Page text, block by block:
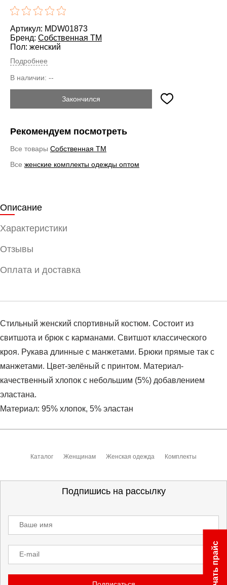
Артикул: MDW01873
Бренд: Cобственная ТМ
Пол: женский
Подробнее
В наличии: --
Закончился
Рекомендуем посмотреть
Все товары Cобственная ТМ
Все женские комплекты одежды оптом
Описание
Характеристики
Отзывы
Оплата и доставка
Стильный женский спортивный костюм. Состоит из
свитшота и брюк с карманами. Свитшот классического
кроя. Рукава длинные с манжетами. Брюки прямые так с
манжетами. Цвет-зелёный с принтом. Материал-
качественный хлопок с небольшим (5%) добавлением
эластана.
Материал: 95% хлопок, 5% эластан
Cобственная ТМ
Производитель:
Срок отгрузки:7 рабочих дней
Заказ берется в работу только после оплаты счета.
Оплата осуществляется на расчетный счет после
Инструкция по оплате находится в самом конце счета,
который высылает менеджер.
Доставка
Каталог Женщинам Женская одежда Комплекты
Подпишись на рассылку
Ваше имя
E-mail Скачать прайс